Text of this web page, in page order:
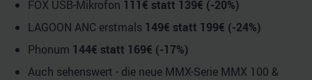
FOX USB-Mikrofon 111€ statt 139€ (-20%)
LAGOON ANC erstmals 149€ statt 199€ (-24%)
Phonum 144€ statt 169€ (-17%)
Auch sehenswert - die neue MMX-Serie MMX 100 &